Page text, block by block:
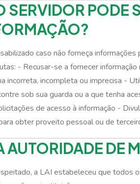
SERVIDOR PODE
caso não forneça
- Recusar-se a fornecer
incorreta, incompleta ou imprecisa -
sob sua guarda ou a que tenha
de acesso à informação -
obter proveito pessoal ou de
AUTORIDADE DE
a LAI estabeleceu que todos